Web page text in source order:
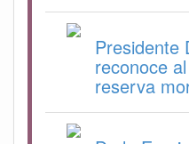
Presidente
reconoce
reserva